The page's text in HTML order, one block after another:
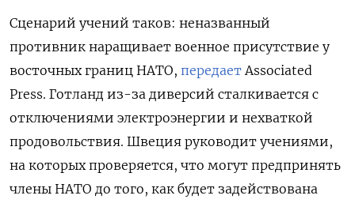
Сценарий учений таков: неназванный
противник наращивает военное присутствие у
восточных границ НАТО, передает Associated
Press. Готланд из-за диверсий сталкивается с
отключениями электроэнергии и нехваткой
продовольствия. Швеция руководит учениями,
на которых проверяется, что могут предпринять
члены НАТО до того, как будет задействована